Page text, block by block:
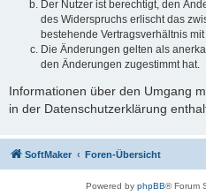
Der Nutzer ist berechtigt, den
des Widerspruchs erlischt das
bestehende Vertragsverhältnis
Die Änderungen gelten als
den Änderungen zugestimmt hat.
Informationen über den Umgang
in der Datenschutzerklärung
SoftMaker Foren-Übersicht
Powered by phpBB® Forum